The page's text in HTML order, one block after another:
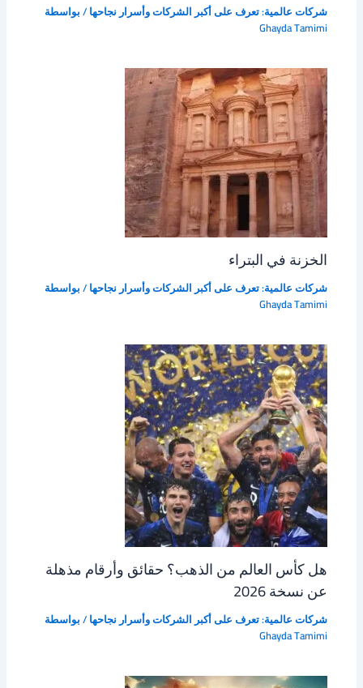
شركات عالمية: تعرف على أكبر الشركات وأسرار نجاحها/ بواسطة
Ghayda Tamimi
الخزنة في البتراء
شركات عالمية: تعرف على أكبر الشركات وأسرار نجاحها/ بواسطة
Ghayda Tamimi
هل كأس العالم من الذهب؟ حقائق وأرقام مذهلة
عن نسخة 2026
شركات عالمية: تعرف على أكبر الشركات وأسرار نجاحها/ بواسطة
Ghayda Tamimi